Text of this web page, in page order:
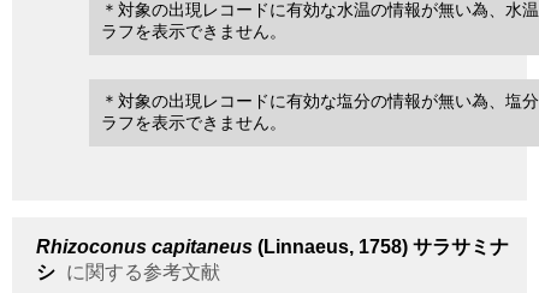
＊対象の出現レコードに有効な水温の情報が無い為、水
ラフを表示できません。
＊対象の出現レコードに有効な塩分の情報が無い為、塩
ラフを表示できません。
Rhizoconus capitaneus (Linnaeus, 1758) サラサミナ
シ に関する参考文献